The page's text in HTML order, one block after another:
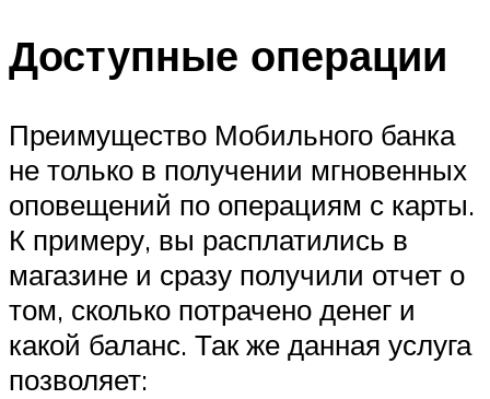
Доступные операции
Преимущество Мобильного банка
не только в получении мгновенных
оповещений по операциям с карты.
К примеру, вы расплатились в
магазине и сразу получили отчет о
том, сколько потрачено денег и
какой баланс. Так же данная услуга
позволяет: